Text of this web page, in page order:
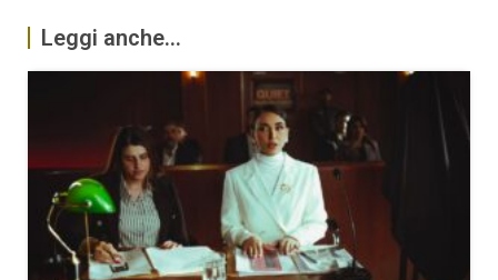
Leggi anche...